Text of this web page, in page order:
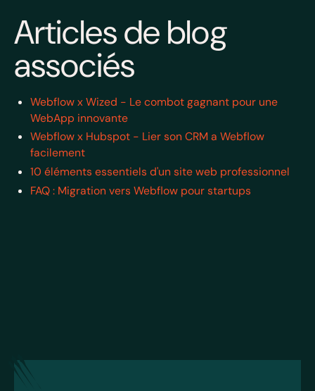
Articles de blog
associés
Webflow x Wized - Le combot gagnant pour une
WebApp innovante
Webflow x Hubspot - Lier son CRM a Webflow
facilement
10 éléments essentiels d'un site web professionnel
FAQ : Migration vers Webflow pour startups